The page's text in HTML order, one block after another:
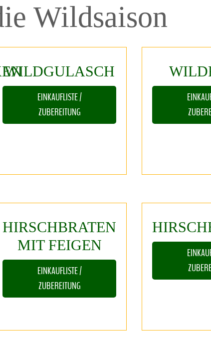
Wildsaison
WILDGULASCH
EINKAUFLISTE /
ZUBEREITUNG
HIRSCHBRATEN
MIT FEIGEN
EINKAUFLISTE /
ZUBEREITUNG